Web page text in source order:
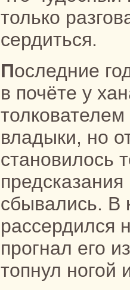
толькo
сердиться.
Последние годы звездочёт не был
в почёте у
владыки, но
становилось
предсказания
сбывались. В
paссердился
прогнaл его
топнул ногой